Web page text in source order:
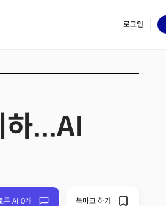
로그인
하...AI
론 AI 0개 북마크 하기